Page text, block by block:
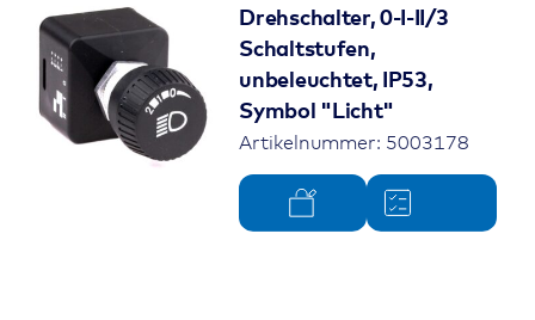
Drehschalter, 0-I-II/3
Schaltstufen,
unbeleuchtet, IP53,
Symbol "Licht"
Artikelnummer: 5003178